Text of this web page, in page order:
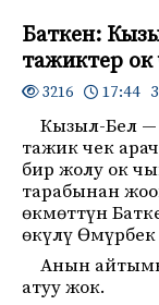
Баткен:
тажиктер
3216 17:44
Кызыл-Бел —
тажик чек
бир жолу ок
тарабынан
өкмөттүн
өкүлү
Анын
атуу жок.